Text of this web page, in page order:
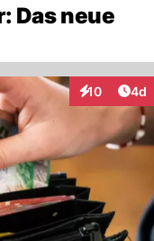
Das neue
10
Interaktionen
4d